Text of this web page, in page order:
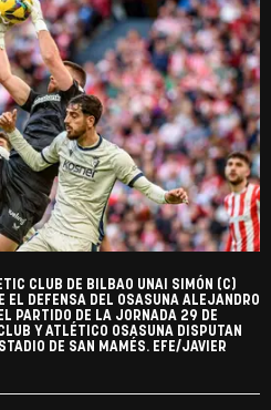
CLUB DE BILBAO UNAI SIMÓN (C)
EL DEFENSA DEL OSASUNA ALEJANDRO
PARTIDO DE LA JORNADA 29 DE
Y ATLÉTICO OSASUNA DISPUTAN
DE SAN MAMÉS. EFE/JAVIER